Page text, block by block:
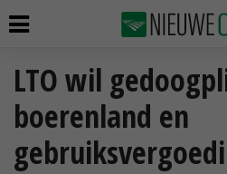
LTO wil
boerenland en